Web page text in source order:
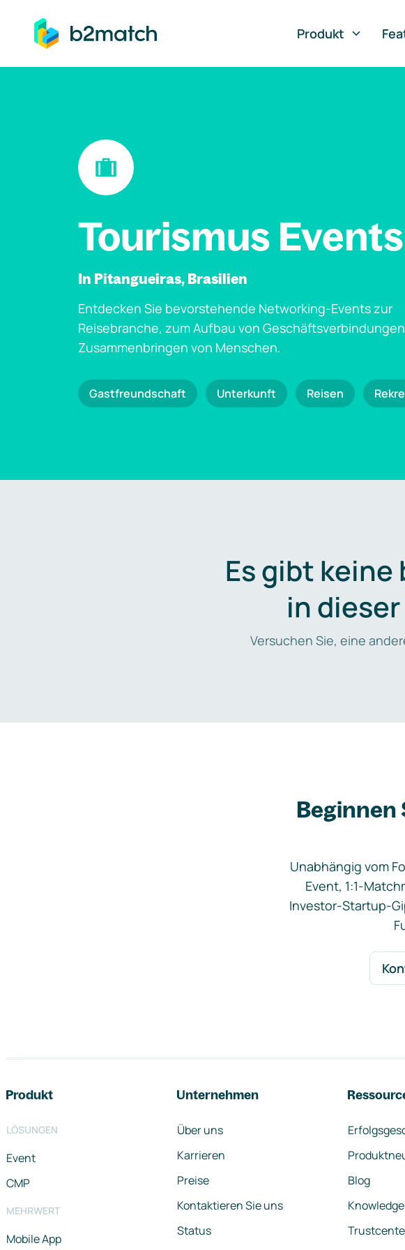
springen
Produkt
Tourismus Events
In Pitangueiras, Brasilien
Entdecken Sie bevorstehende Networking-Events zur
Reisebranche, zum Aufbau von
Zusammenbringen von Menschen.
Gastfreundschaft Unterkunft Reisen
Es gibt
in
Versuchen Sie, eine
Beginnen
Unabhängig vom
Event, 1:1-
Investor-Startup-
Produkt
LÖSUNGEN
Event
CMP
MEHRWERT
Mobile App
Unternehmen
Über uns
Karrieren
Preise
Kontaktieren Sie uns
Status
Blog